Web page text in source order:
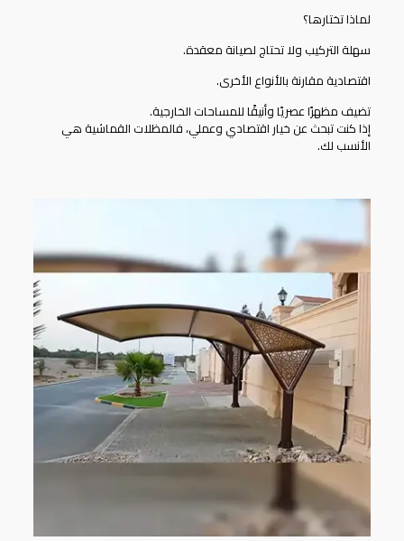
لماذا تختارها؟
سهلة التركيب ولا تحتاج لصيانة معقدة.
اقتصادية مقارنة بالأنواع الأخرى.
تضيف مظهرًا عصريًا وأنيقًا للمساحات الخارجية.
إذا كنت تبحث عن خيار اقتصادي وعملي، فالمظلات القماشية هي
الأنسب لك.